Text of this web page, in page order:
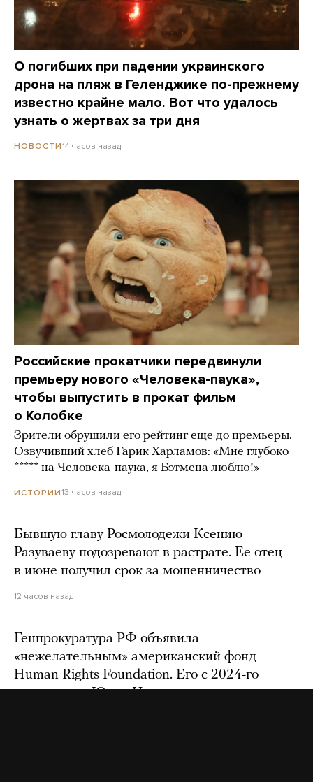
О погибших при падении украинского
дрона на пляж в Геленджике по-прежнему
известно крайне мало. Вот что удалось
узнать о жертвах за три дня
НОВОСТИ14 часов назад
Российские прокатчики передвинули
премьеру нового «Человека-паука»,
чтобы выпустить в прокат фильм
о Колобке
Зрители обрушили его рейтинг еще до премьеры.
Озвучивший хлеб Гарик Харламов: «Мне глубоко
***** на Человека-паука, я Бэтмена люблю!»
ИСТОРИИ13 часов назад
Бывшую главу Росмолодежи Ксению
Разуваеву подозревают в растрате. Ее отец
в июне получил срок за мошенничество
12 часов назад
Генпрокуратура РФ объявила
«нежелательным» американский фонд
Human Rights Foundation. Его с 2024-го
возглавляет Юлия Навальная